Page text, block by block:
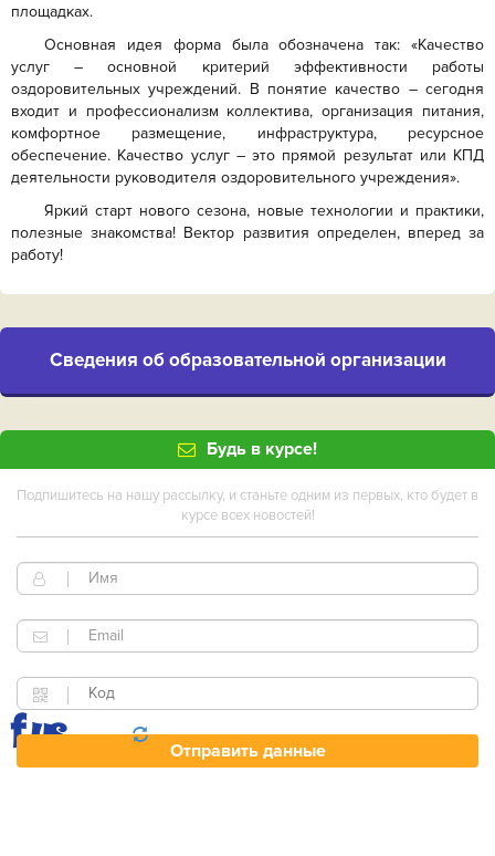
площадках.
Основная идея форма была обозначена так: «Качество
услуг – основной критерий эффективности работы
оздоровительных учреждений. В понятие качество – сегодня
входит и профессионализм коллектива, организация питания,
комфортное размещение, инфраструктура, ресурсное
обеспечение. Качество услуг – это прямой результат или КПД
деятельности руководителя оздоровительного учреждения».
Яркий старт нового сезона, новые технологии и практики,
полезные знакомства! Вектор развития определен, вперед за
работу!
Cведения об образовательной организации
Будь в курсе!
Подпишитесь на нашу рассылку, и станьте одним из первых, кто будет в
курсе всех новостей!